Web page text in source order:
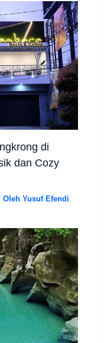
di
dan Cozy
OlehYusuf Efendi